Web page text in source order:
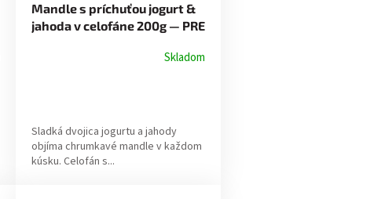
Mandle s príchuťou jogurt &
jahoda v celofáne 200g — PRE
Skladom
Sladká dvojica jogurtu a jahody
objíma chrumkavé mandle v každom
kúsku. Celofán s...